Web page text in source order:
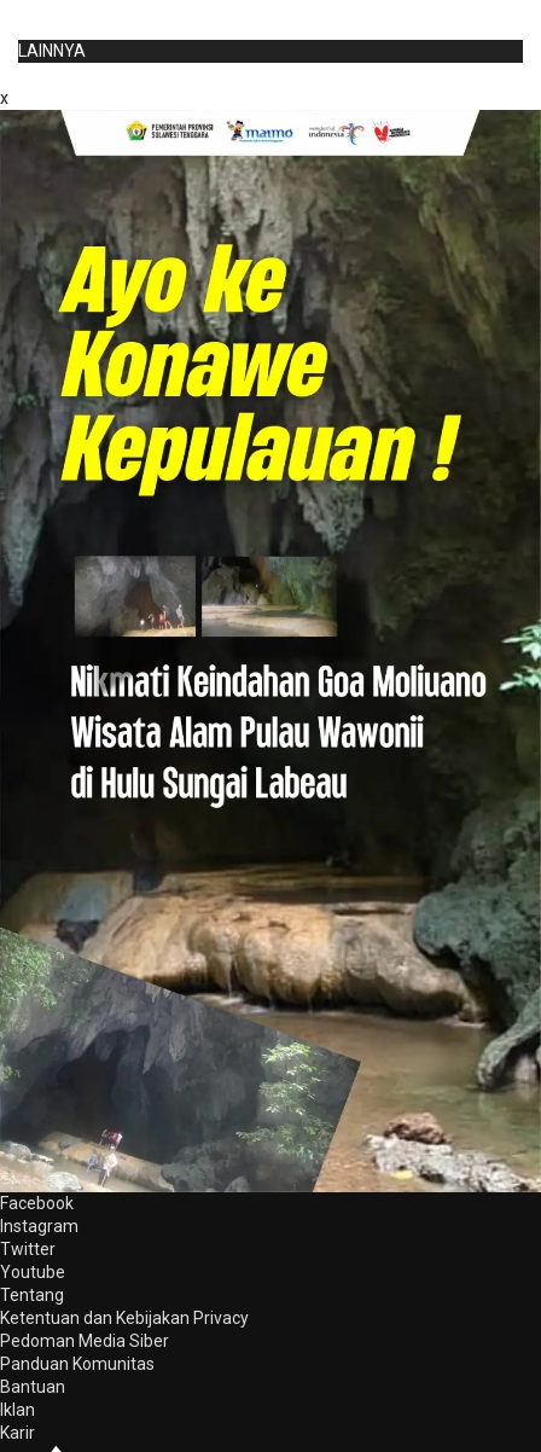
LAINNYA
x
Facebook
Instagram
Twitter
Youtube
Tentang
Ketentuan dan Kebijakan Privacy
Pedoman Media Siber
Panduan Komunitas
Bantuan
Iklan
Karir